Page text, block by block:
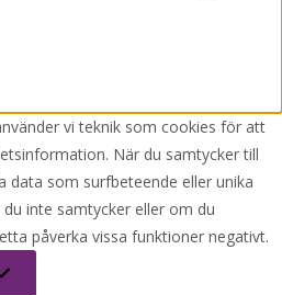
vi teknik som cookies för att
När du samtycker till
data som surfbeteende eller unika
inte samtycker eller om du
påverka vissa funktioner negativt.